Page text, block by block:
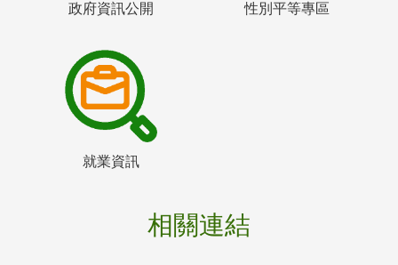
政府資訊公開 性別平等專區
就業資訊
相關連結